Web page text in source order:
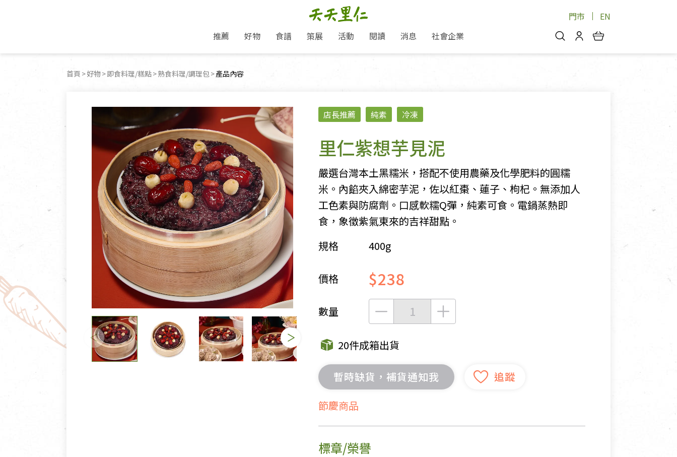
門市 EN
好文收藏
登入/註冊
推薦
好康優惠
8月快閃商品優惠
中秋禮盒預購
7月惜福愛物
6月快閃商品-好評延長優惠
傳承經典優惠
文化好書優惠
超值好物特惠
熱銷人氣產品推薦
經典必買推薦
史瓦帝尼文化節
好物
米麵/調理食材
豆麥雜糧種子
豆腐/天貝/豆製品
調味/醬料/烘焙食材
飲品/零食
果汁/醋飲/飲料
茶/咖啡/花果茶
沖調飲/穀麥片
蜂蜜/椰奶
休閒零食
堅果/果乾
糖果/巧克力
熟食料理/調理包
包子饅頭/麵點
粽子/蘿蔔糕/年糕
素鬆/醬菜
甜品/冰品
麵包/糕點
養身食品/飲品
中藥食材/調理包
酵素
廚房用具/家電/家飾
個人清潔保養
臉部清潔/保養
臉部彩妝
牙膏/牙刷/漱口水
洗髮/潤髮/染髮
身體清潔/保養
個人用品
衣飾鞋包
女裝
女內著居家
男裝
男內著居家
毛巾/浴巾/手帕
鞋襪
帽/口罩/配件/包包
嬰幼/兒童
圖書/宗教文物
文具禮品/禮券
燈/燃燈油
食譜
不限類別 飲品 主食 沙拉 點心
湯品
策展
「里仁誠食市集」永續新體驗
減塑 一起來！
綠色保育-我們的田, 牠們的家
里仁「史瓦帝尼文化節」
活動
產品推薦
閱讀
專題文章
食品與廠商
用品與廠商
土地與生態
蔬食營養力
生活提案
共好行動
里仁的努力
減塑微革命
少或無添加
友善耕作
支持弱勢
綠色保育
永續飲食
消息
里仁新訊
分店動態
產品動態
淨塑行動
生態保育
公益支持
獲獎肯定
聯名合作
社會企業
品牌故事
產品/有機蔬果把關
里仁聯名卡
理念桌布下載
加入會員
人才招募 門市資訊
首頁 好物 即食料理/糕點 熟食料理/調理包 目前頁面：
產品內容
店長推薦 純素 冷凍
里仁紫想芋見泥
嚴選台灣本土黑糯米，搭配不使用農藥及化學肥料的圓糯
米。內餡夾入綿密芋泥，佐以紅棗、蓮子、枸杞。無添加人
工色素與防腐劑。口感軟糯Q彈，純素可食。電鍋蒸熱即
食，象徵紫氣東來的吉祥甜點。
規格
400g
價格 $238
數量
20件成箱出貨
暫時缺貨，補貨通知我
節慶商品
標章/榮譽